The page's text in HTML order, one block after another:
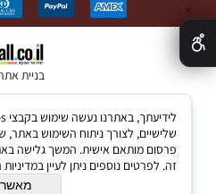
בניית
✕
שלישיים, לצורך ניתוח השימוש באתר,
פרסום מותאם אישית. המשך גלישה
זה. לפרטים נוספים ניתן לעיין
מאשר